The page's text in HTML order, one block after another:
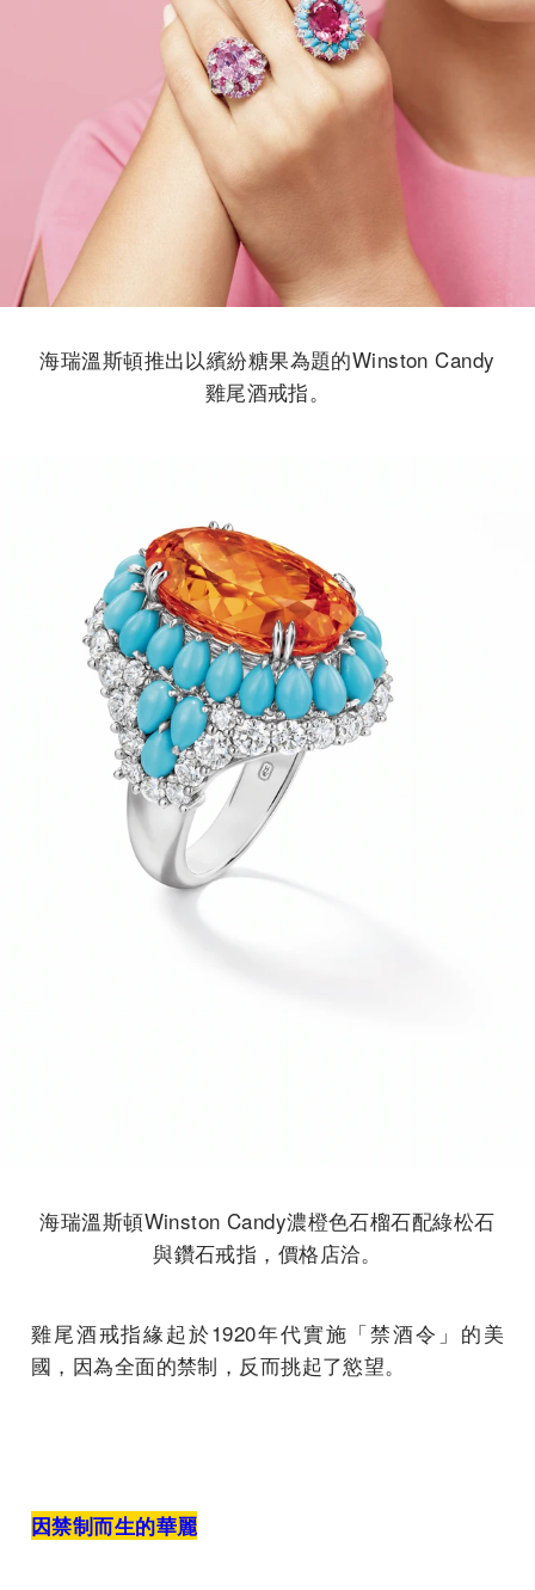
海瑞溫斯頓推出以繽紛糖果為題的Winston Candy
雞尾酒戒指。
海瑞溫斯頓Winston Candy濃橙色石榴石配綠松石
與鑽石戒指，價格店洽。
雞尾酒戒指緣起於1920年代實施「禁酒令」的美
國，因為全面的禁制，反而挑起了慾望。
因禁制而生的華麗